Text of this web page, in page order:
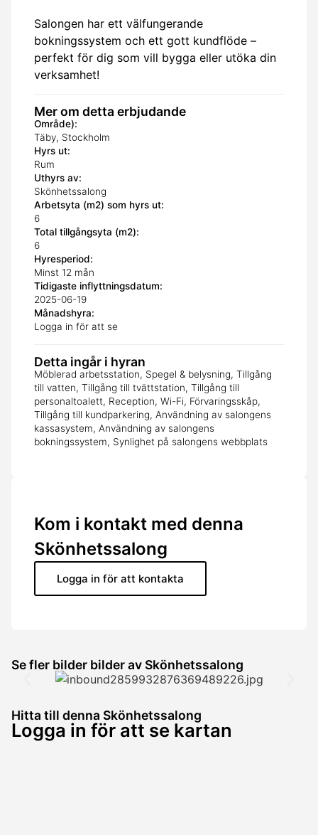
Salongen har ett välfungerande
bokningssystem och ett gott kundflöde –
perfekt för dig som vill bygga eller utöka din
verksamhet!
Mer om detta erbjudande
Område):
Täby, Stockholm
Hyrs ut:
Rum
Uthyrs av:
Skönhetssalong
Arbetsyta (m2) som hyrs ut:
6
Total tillgångsyta (m2):
6
Hyresperiod:
Minst 12 mån
Tidigaste inflyttningsdatum:
2025-06-19
Månadshyra:
Logga in för att se
Detta ingår i hyran
Möblerad arbetsstation, Spegel & belysning, Tillgång
till vatten, Tillgång till tvättstation, Tillgång till
personaltoalett, Reception, Wi-Fi, Förvaringsskåp,
Tillgång till kundparkering, Användning av salongens
kassasystem, Användning av salongens
bokningssystem, Synlighet på salongens webbplats
Kom i kontakt med denna
Skönhetssalong
Logga in för att kontakta
Se fler bilder bilder av Skönhetssalong
Hitta till denna Skönhetssalong
Logga in för att se kartan